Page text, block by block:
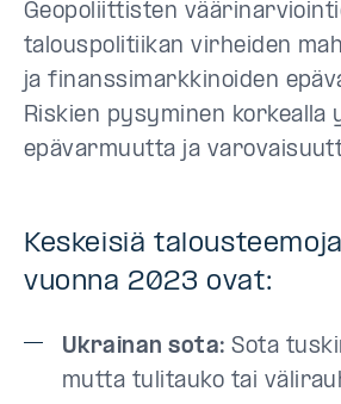
Geopoliittisten
talouspolitiikan virheiden
ja finanssimarkkinoiden
Riskien pysyminen korkealla
epävarmuutta ja
Keskeisiä
vuonna 2023 ovat:
Ukrainan sota:Sota
mutta tulitauko tai